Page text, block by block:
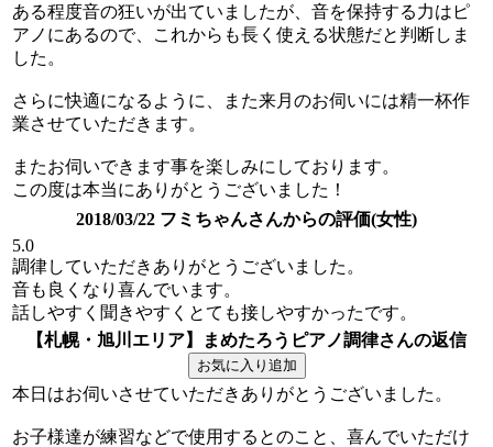
ある程度音の狂いが出ていましたが、音を保持する力はピ
アノにあるので、これからも長く使える状態だと判断しま
した。
さらに快適になるように、また来月のお伺いには精一杯作
業させていただきます。
またお伺いできます事を楽しみにしております。
この度は本当にありがとうございました！
2018/03/22 フミちゃんさんからの評価(女性)
5.0
調律していただきありがとうございました。
音も良くなり喜んでいます。
話しやすく聞きやすくとても接しやすかったです。
【札幌・旭川エリア】まめたろうピアノ調律さんの返信
本日はお伺いさせていただきありがとうございました。
お子様達が練習などで使用するとのこと、喜んでいただけ